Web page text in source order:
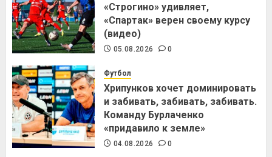
«Строгино» удивляет,
«Спартак» верен своему курсу
(видео)
05.08.2026 0
Футбол
Хрипунков хочет доминировать
и забивать, забивать, забивать.
Команду Бурлаченко
«придавило к земле»
04.08.2026 0